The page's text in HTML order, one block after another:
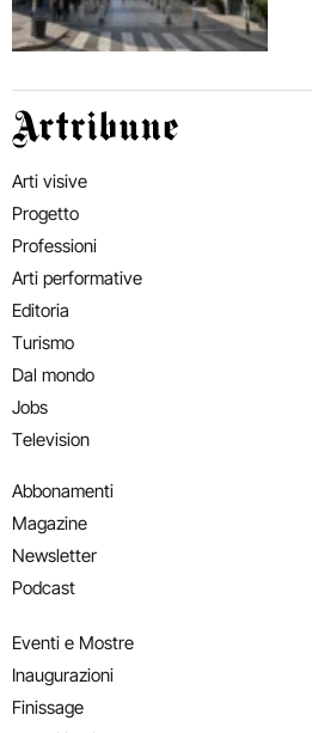
Artribune
Arti visive
Progetto
Professioni
Arti performative
Editoria
Turismo
Dal mondo
Jobs
Television
Abbonamenti
Magazine
Newsletter
Podcast
Eventi e Mostre
Inaugurazioni
Finissage